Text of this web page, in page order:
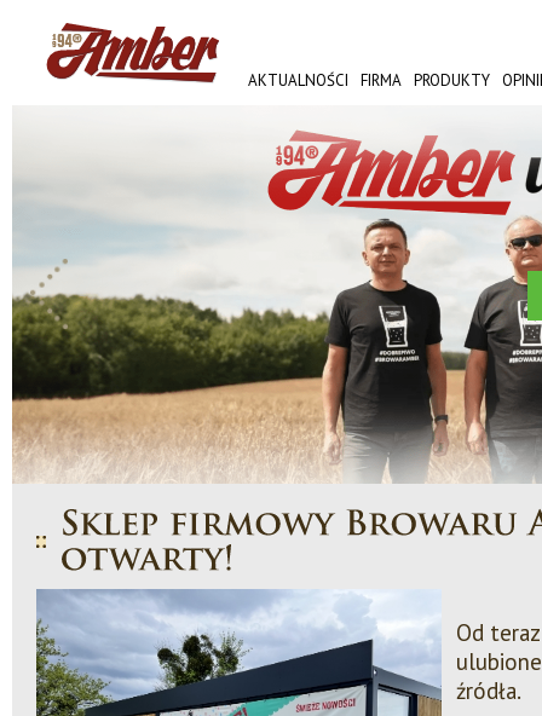
AKTUALNOŚCI FIRMA PRODUKTY
AMBER FEST
Od
źródła.